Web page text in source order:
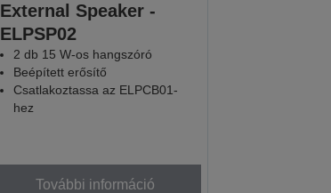
External Speaker -
ELPSP02
2 db 15 W-os hangszóró
Beépített erősítő
Csatlakoztassa az ELPCB01-
hez
További információ